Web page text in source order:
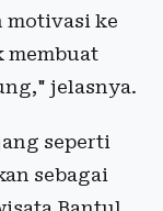
motivasi ke
membuat
jelasnya.
seperti
sebagai